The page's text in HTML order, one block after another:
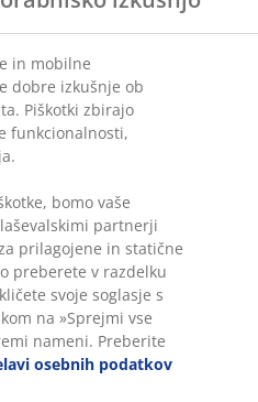
in mobilne
dobre izkušnje ob
Piškotki zbirajo
funkcionalnosti,
bomo vaše
partnerji
prilagojene in statične
preberete v razdelku
svoje soglasje s
na »Sprejmi vse
nameni. Preberite
osebnih podatkov